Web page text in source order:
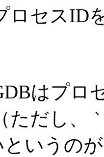
ロセスID
はプロ
ただし、
いうの